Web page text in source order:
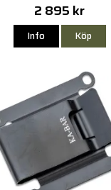
2 895 kr
Info Köp